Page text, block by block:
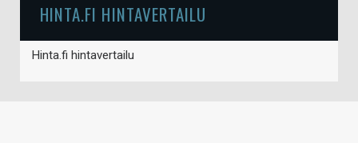
HINTA.FI HINTAVERTAILU
Hinta.fi hintavertailu